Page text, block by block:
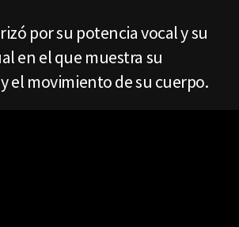
por su potencia vocal y su
en el que muestra su
el movimiento de su cuerpo.